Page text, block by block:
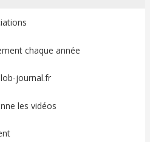
chaque année
journal.fr
les vidéos